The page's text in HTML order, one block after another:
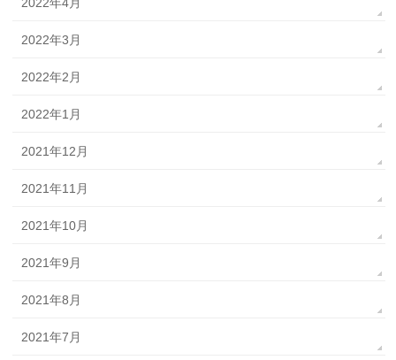
2022年3月
2022年2月
2022年1月
2021年12月
2021年11月
2021年10月
2021年9月
2021年8月
2021年7月